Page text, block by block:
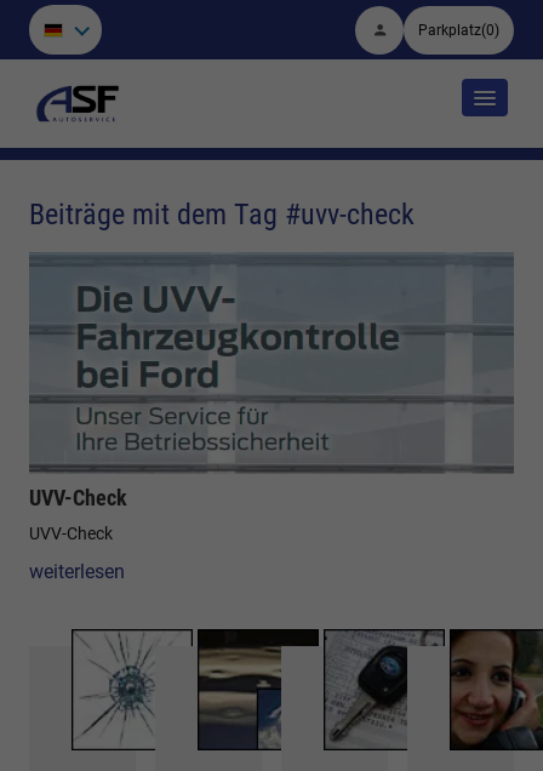
Parkplatz(0)
Beiträge mit dem Tag #uvv-check
UVV-Check
UVV-Check
weiterlesen